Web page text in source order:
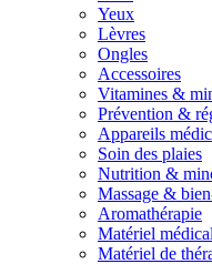
Yeux
Lèvres
Ongles
Accessoires
Vitamines &
Prévention &
Appareils
Soin des plaies
Nutrition &
Massage &
Aromathérapie
Matériel
Matériel de